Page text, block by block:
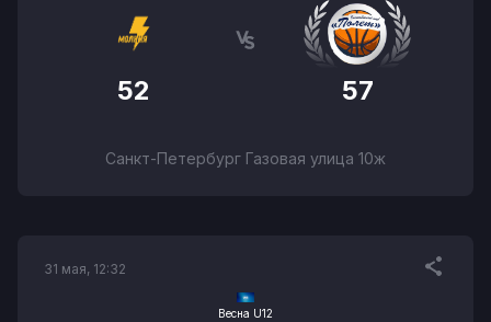
52 57
Санкт-Петербург Газовая улица 10ж
31 мая, 12:32
Весна U12